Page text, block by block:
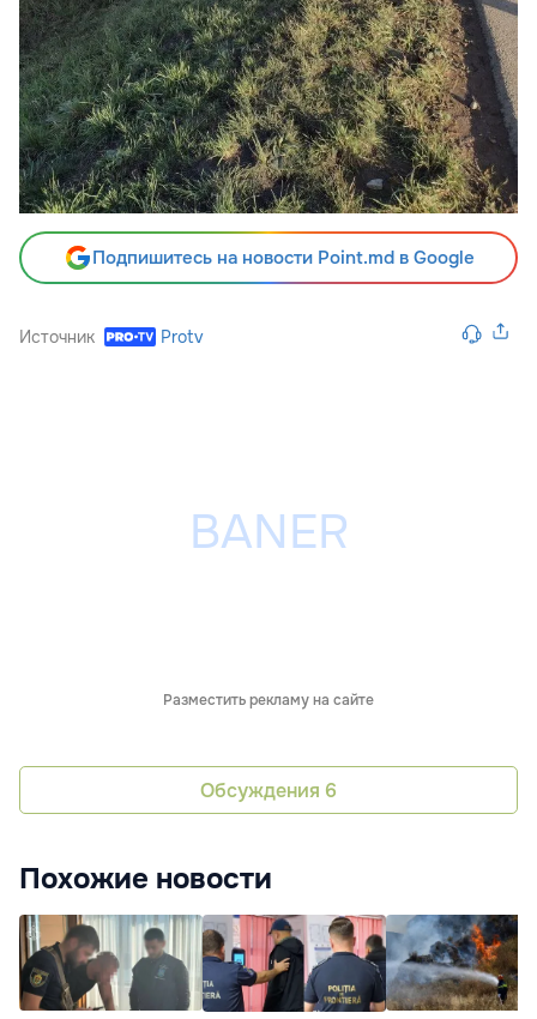
Подпишитесь на новости Point.md в Google
Источник Protv
Разместить рекламу на сайте
Обсуждения 6
Похожие новости